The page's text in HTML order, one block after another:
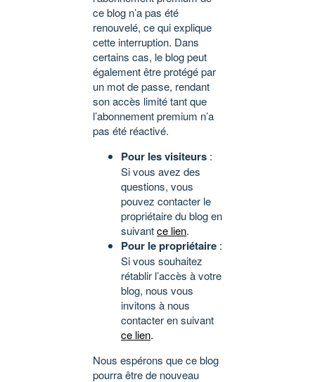
ce blog n’a pas été
renouvelé, ce qui explique
cette interruption. Dans
certains cas, le blog peut
également être protégé par
un mot de passe, rendant
son accès limité tant que
l’abonnement premium n’a
pas été réactivé.
Pour les visiteurs :
Si vous avez des
questions, vous
pouvez contacter le
propriétaire du blog en
suivantce lien.
Pour le propriétaire :
Si vous souhaitez
rétablir l’accès à votre
blog, nous vous
invitons à nous
contacter en suivant
ce lien.
Nous espérons que ce blog
pourra être de nouveau